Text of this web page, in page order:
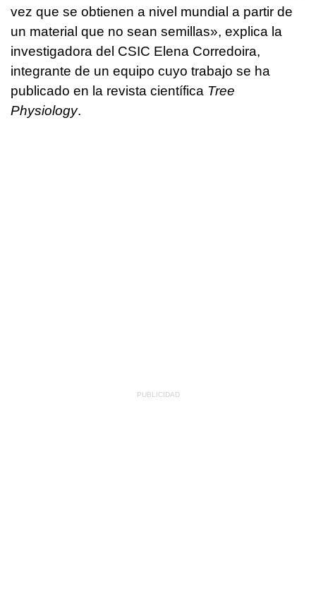
vez que se obtienen a nivel mundial a partir de
un material que no sean semillas», explica la
investigadora del CSIC Elena Corredoira,
integrante de un equipo cuyo trabajo se ha
publicado en la revista científica Tree
Physiology.